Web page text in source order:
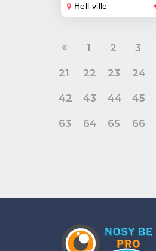
Hell-ville
1 2 3
21 22 23 24
42 43 44 45
63 64 65 66